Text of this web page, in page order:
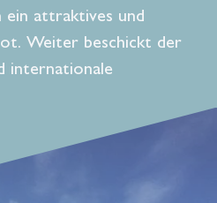
ein attraktives und
Weiter beschickt der
internationale